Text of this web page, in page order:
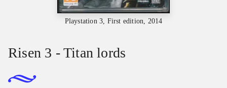
Playstation 3, First edition, 2014
Risen 3 - Titan lords